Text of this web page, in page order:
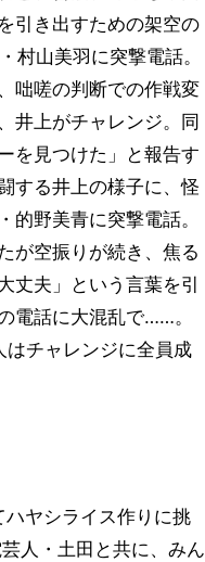
引き出すための架空の
村山美羽に突撃電話。
咄嗟の判断での作戦変
井上がチャレンジ。同
を見つけた」と報告す
する井上の様子に、怪
野美青に突撃電話。
が空振りが続き、焦る
丈夫」という言葉を引
電話に大混乱で……。
チャレンジに全員成
ヤシライス作りに挑
人・土田と共に、みん